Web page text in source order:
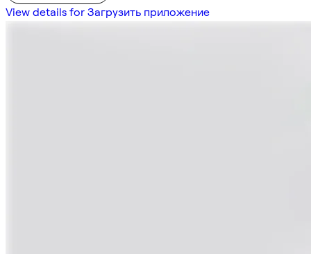
View details for Загрузить приложение